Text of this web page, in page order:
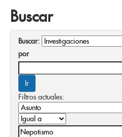
Buscar
Buscar:
por
Filtros actuales: